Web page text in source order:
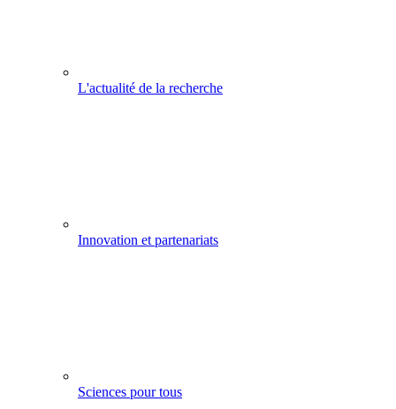
L'actualité de la recherche
Innovation et partenariats
Sciences pour tous